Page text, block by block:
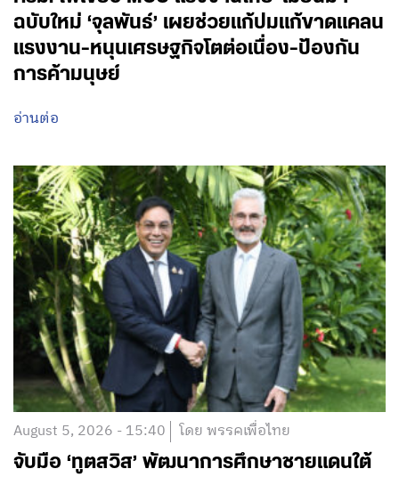
ฉบับใหม่ ‘จุลพันธ์’ เผยช่วยแก้ปมแก้ขาดแคลน
แรงงาน-หนุนเศรษฐกิจโตต่อเนื่อง-ป้องกัน
การค้ามนุษย์
อ่านต่อ
August 5, 2026 - 15:40 โดย พรรคเพื่อไทย
จับมือ ‘ทูตสวิส’ พัฒนาการศึกษาชายแดนใต้